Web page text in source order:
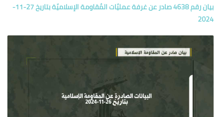
بيان رقم 4638 صادر عن غرفة عمليّات المُقاومة الإسلاميّة بتاريخ 27-11-
2024